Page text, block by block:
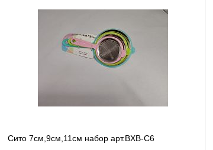
Купить в 1 клик К сравнению
наличии
Сито 7см,9см,11см набор арт.BXB-C6